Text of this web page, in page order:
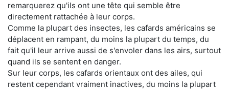
remarquerez qu'ils ont une tête qui semble être
directement rattachée à leur corps.
Comme la plupart des insectes, les cafards américains se
déplacent en rampant, du moins la plupart du temps, du
fait qu'il leur arrive aussi de s'envoler dans les airs, surtout
quand ils se sentent en danger.
Sur leur corps, les cafards orientaux ont des ailes, qui
restent cependant vraiment inactives, du moins la plupart